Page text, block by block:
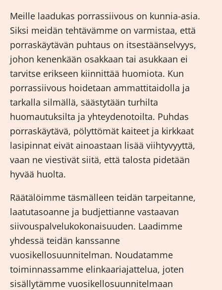
Meille laadukas porrassiivous on kunnia-asia.
Siksi meidän tehtävämme on varmistaa, että
porraskäytävän puhtaus on itsestäänselvyys,
johon kenenkään osakkaan tai asukkaan ei
tarvitse erikseen kiinnittää huomiota. Kun
porrassiivous hoidetaan ammattitaidolla ja
tarkalla silmällä, säästytään turhilta
huomautuksilta ja yhteydenotoilta. Puhdas
porraskäytävä, pölyttömät kaiteet ja kirkkaat
lasipinnat eivät ainoastaan lisää viihtyvyyttä,
vaan ne viestivät siitä, että talosta pidetään
hyvää huolta.
Räätälöimme täsmälleen teidän tarpeitanne,
laatutasoanne ja budjettianne vastaavan
siivouspalvelukokonaisuuden. Laadimme
yhdessä teidän kanssanne
vuosikellosuunnitelman. Noudatamme
toiminnassamme elinkaariajattelua, joten
sisällytämme vuosikellosuunnitelmaan